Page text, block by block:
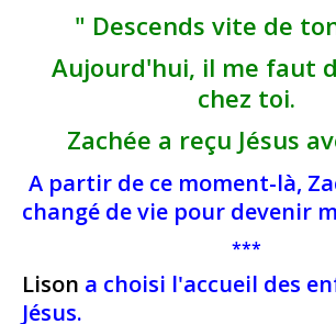
" Descends vite de
Aujourd'hui, il me faut
chez toi.
Zachée a reçu Jésus
A partir de ce moment-là,
changé de vie pour devenir
***
Lison a choisi l'accueil des
Jésus.